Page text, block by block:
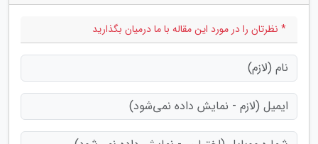
* نظرتان را در مورد این مقاله با ما درمیان بگذارید